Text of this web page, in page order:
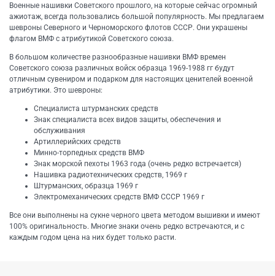
Военные нашивки Советского прошлого, на которые сейчас огромный
ажиотаж, всегда пользовались большой популярность. Мы предлагаем
шевроны Северного и Черноморского флотов СССР. Они украшены
флагом ВМФ с атрибутикой Советского союза.
В большом количестве разнообразные нашивки ВМФ времен
Советского союза различных войск образца 1969-1988 гг будут
отличным сувениром и подарком для настоящих ценителей военной
атрибутики. Это шевроны:
Специалиста штурманских средств
Знак специалиста всех видов защиты, обеспечения и
обслуживания
Артиллерийских средств
Минно-торпедных средств ВМФ
Знак морской пехоты 1963 года (очень редко встречается)
Нашивка радиотехнических средств, 1969 г
Штурманских, образца 1969 г
Электромеханических средств ВМФ СССР 1969 г
Все они выполнены на сукне черного цвета методом вышивки и имеют
100% оригинальность. Многие знаки очень редко встречаются, и с
каждым годом цена на них будет только расти.